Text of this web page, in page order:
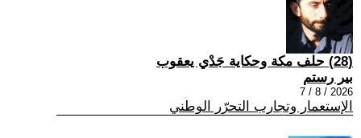
(28) حلف مكة وحكاية جَدْي يعقوب
بير رستم
2026 / 8 / 7
الإستعمار وتجارب التحرّر الوطني